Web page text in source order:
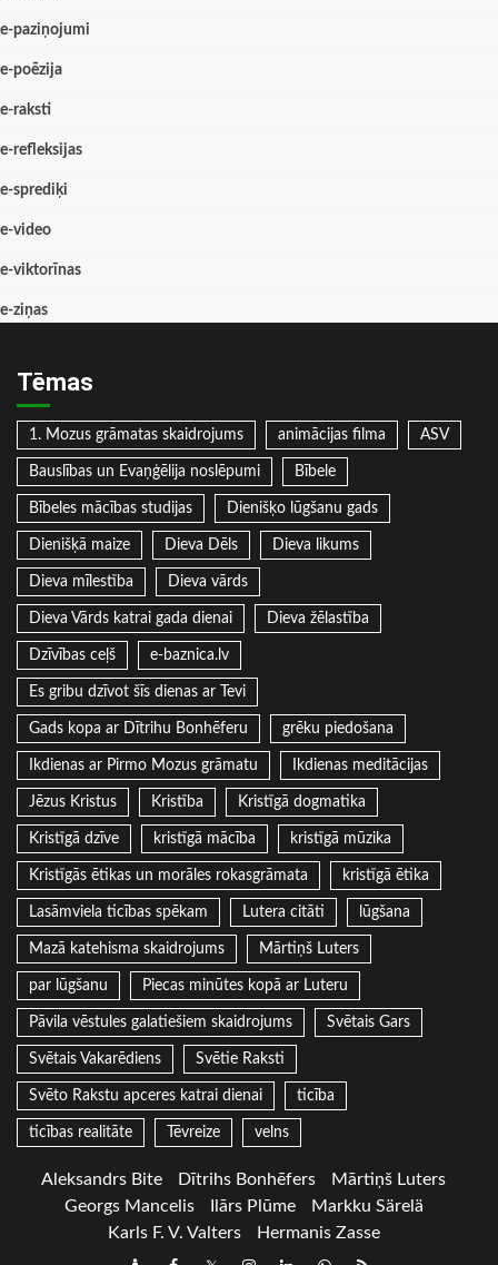
e-paziņojumi
e-poēzija
e-raksti
e-refleksijas
e-sprediķi
e-video
e-viktorīnas
e-ziņas
Tēmas
1. Mozus grāmatas skaidrojums animācijas filma ASV
Bauslības un Evaņģēlija noslēpumi Bībele
Bībeles mācības studijas Dienišķo lūgšanu gads
Dienišķā maize Dieva Dēls Dieva likums
Dieva mīlestība Dieva vārds
Dieva Vārds katrai gada dienai Dieva žēlastība
Dzīvības ceļš e-baznica.lv
Es gribu dzīvot šīs dienas ar Tevi
Gads kopa ar Dītrihu Bonhēferu grēku piedošana
Ikdienas ar Pirmo Mozus grāmatu Ikdienas meditācijas
Jēzus Kristus Kristība Kristīgā dogmatika
Kristīgā dzīve kristīgā mācība kristīgā mūzika
Kristīgās ētikas un morāles rokasgrāmata kristīgā ētika
Lasāmviela ticības spēkam Lutera citāti lūgšana
Mazā katehisma skaidrojums Mārtiņš Luters
par lūgšanu Piecas minūtes kopā ar Luteru
Pāvila vēstules galatiešiem skaidrojums Svētais Gars
Svētais Vakarēdiens Svētie Raksti
Svēto Rakstu apceres katrai dienai ticība
ticības realitāte Tēvreize velns
Aleksandrs Bite Dītrihs Bonhēfers
Mārtiņš Luters
Georgs Mancelis
Ilārs Plūme
Markku Särelä
Karls F. V. Valters
Hermanis Zasse